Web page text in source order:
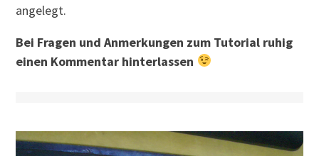
angelegt.
Bei Fragen und Anmerkungen zum Tutorial ruhig
einen Kommentar hinterlassen